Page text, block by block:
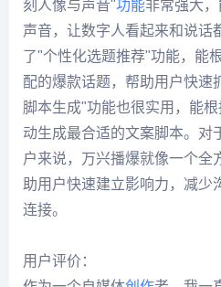
刻人像与声音"功能非常强大，
声音，让数字人看起来和说话
了"个性化选题推荐"功能，能
配的爆款话题，帮助用户快速
脚本生成"功能也很实用，能
动生成最合适的文案脚本。对
户来说，万兴播爆就像一个全
助用户快速建立影响力，减少
连接。
用户评价：